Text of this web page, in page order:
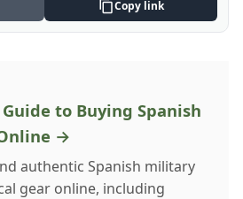
Copy link
to Buying Spanish
→
authentic Spanish military
gear online, including